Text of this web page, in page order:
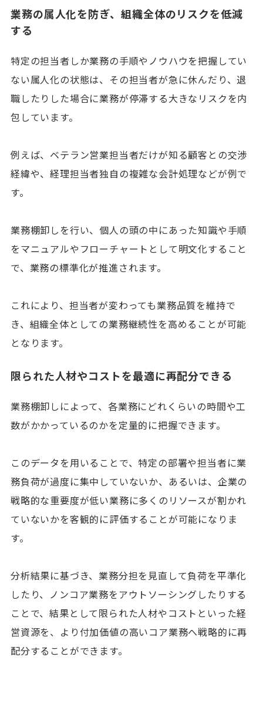
業務の属人化を防ぎ、組織全体のリスクを低減
する
特定の担当者しか業務の手順やノウハウを把握してい
ない属人化の状態は、その担当者が急に休んだり、退
職したりした場合に業務が停滞する大きなリスクを内
包しています。
例えば、ベテラン営業担当者だけが知る顧客との交渉
経緯や、経理担当者独自の複雑な会計処理などが例で
す。
業務棚卸しを行い、個人の頭の中にあった知識や手順
をマニュアルやフローチャートとして明文化すること
で、業務の標準化が推進されます。
これにより、担当者が変わっても業務品質を維持で
き、組織全体としての業務継続性を高めることが可能
となります。
限られた人材やコストを最適に再配分できる
業務棚卸しによって、各業務にどれくらいの時間や工
数がかかっているのかを定量的に把握できます。
このデータを用いることで、特定の部署や担当者に業
務負荷が過度に集中していないか、あるいは、企業の
戦略的な重要度が低い業務に多くのリソースが割かれ
ていないかを客観的に評価することが可能になりま
す。
分析結果に基づき、業務分担を見直して負荷を平準化
したり、ノンコア業務をアウトソーシングしたりする
ことで、結果として限られた人材やコストといった経
営資源を、より付加価値の高いコア業務へ戦略的に再
配分することができます。